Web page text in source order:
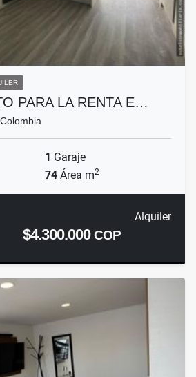
PARA LA RENTA E…
1 Garaje
74 Área m2
Alquiler
$4.300.000COP